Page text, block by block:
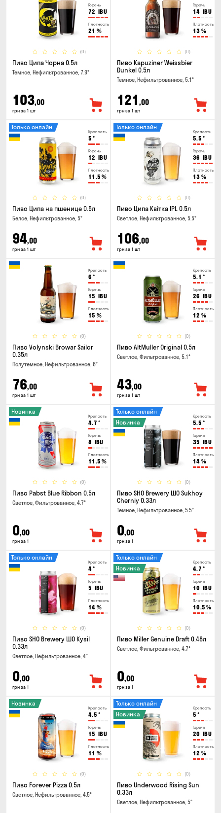
Горечь
72 IBU
Плотность
21 %
(0)
Пиво Ципа Чорна 0.5л
Темное, Нефильтрованное, 7.9°
103,00
грн за 1 шт
Горечь
14 IBU
Плотность
13 %
(0)
Пиво Kapuziner Weissbier
Dunkel 0.5л
Темное, Нефильтрованное, 5.1°
121 ,00
грн за 1 шт
Крепость
5 °
Горечь
12 IBU
Плотность
11.5 %
(0)
Только онлайн
Пиво Ципа на пшенице 0.5л
Белое, Нефильтрованное, 5°
94,00
грн за 1 шт
Крепость
5.5 °
Горечь
36 IBU
Плотность
13 %
(0)
Только онлайн
Пиво Ципа Квітка IPL 0.5л
Светлое, Нефильтрованное, 5.5°
106,00
грн за 1 шт
Крепость
6 °
Горечь
15 IBU
Плотность
15 %
(0)
Пиво Volynski Browar Sailor
0.35л
Полутемное, Нефильтрованное, 6°
76,00
грн за 1 шт
Крепость
5.1 °
Горечь
26 IBU
Плотность
12 %
(0)
Пиво AltMuller Original 0.5л
Светлое, Фильтрованное, 5.1°
43,00
грн за 1 шт
Крепость
4.7 °
Горечь
8 IBU
Плотность
11.5 %
(0)
Новинка
Пиво Pabst Blue Ribbon 0.5л
Светлое, Фильтрованное, 4.7°
0,00
грн за 1
Крепость
5.5 °
Горечь
35 IBU
Плотность
14 %
(0)
Только онлайн
Новинка
Пиво SHO Brewery ШО Sukhoy
Cherniy 0.33л
Темное, Нефильтрованное, 5.5°
0,00
грн за 1
Крепость
4°
Горечь
5 IBU
Плотность
14 %
(0)
Только онлайн
Пиво SHO Brewery ШО Kysil
0.33л
Светлое, Нефильтрованное, 4°
0,00
грн за 1
Крепость
4.7 °
Горечь
10 IBU
Плотность
10.5 %
(0)
Только онлайн
Новинка
Пиво Miller Genuine Draft 0.48л
Светлое, Фильтрованное, 4.7°
0,00
грн за 1
Крепость
4.5 °
Горечь
15 IBU
Плотность
11 %
(0)
Новинка
Пиво Forever Pizza 0.5л
Светлое, Нефильтрованное, 4.5°
Крепость
5 °
Горечь
20 IBU
Плотность
12 %
(0)
Только онлайн
Новинка
Пиво Underwood Rising Sun
0.33л
Светлое, Нефильтрованное, 5°